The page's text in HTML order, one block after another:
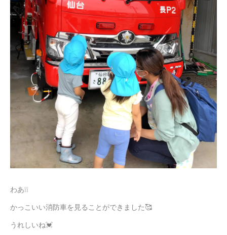
わあ❕❕
かっこいい消防車を見ることができました🥰
うれしいね💓